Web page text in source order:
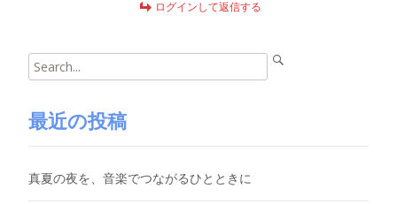
ログインして返信する
Search
for:
最近の投稿
真夏の夜を、音楽でつながるひとときに